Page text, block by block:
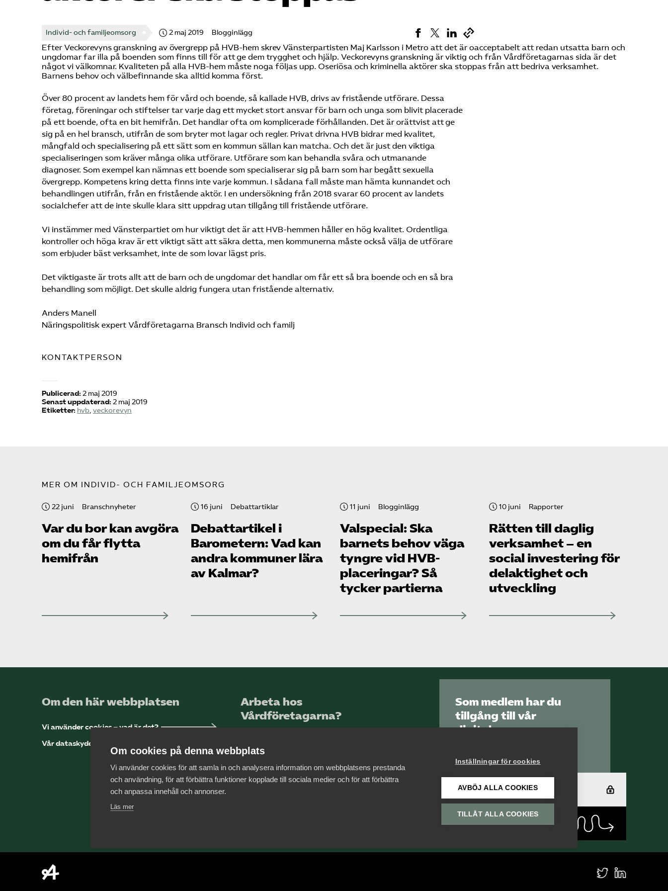
Press
Individ- och familjeomsorg 2 maj 2019 Blogginlägg
Efter Veckorevyns granskning av övergrepp på HVB-hem skrev Vänsterpartisten Maj Karlsson i Metro att det är oacceptabelt att redan utsatta barn och
ungdomar far illa på boenden som finns till för att ge dem trygghet och hjälp. Veckorevyns granskning är viktig och från Vårdföretagarnas sida är det
något vi välkomnar. Kvaliteten på alla HVB-hem måste noga följas upp. Oseriösa och kriminella aktörer ska stoppas från att bedriva verksamhet.
Barnens behov och välbefinnande ska alltid komma först.
Över 80 procent av landets hem för vård och boende, så kallade HVB, drivs av fristående utförare. Dessa
företag, föreningar och stiftelser tar varje dag ett mycket stort ansvar för barn och unga som blivit placerade
på ett boende, ofta en bit hemifrån. Det handlar ofta om komplicerade förhållanden. Det är orättvist att ge
sig på en hel bransch, utifrån de som bryter mot lagar och regler. Privat drivna HVB bidrar med kvalitet,
mångfald och specialisering på ett sätt som en kommun sällan kan matcha. Och det är just den viktiga
specialiseringen som kräver många olika utförare. Utförare som kan behandla svåra och utmanande
diagnoser. Som exempel kan nämnas ett boende som specialiserar sig på barn som har begått sexuella
övergrepp. Kompetens kring detta finns inte varje kommun. I sådana fall måste man hämta kunnandet och
behandlingen utifrån, från en fristående aktör. I en undersökning från 2018 svarar 60 procent av landets
socialchefer att de inte skulle klara sitt uppdrag utan tillgång till fristående utförare.
Vi instämmer med Vänsterpartiet om hur viktigt det är att HVB-hemmen håller en hög kvalitet. Ordentliga
kontroller och höga krav är ett viktigt sätt att säkra detta, men kommunerna måste också välja de utförare
som erbjuder bäst verksamhet, inte de som lovar lägst pris.
Det viktigaste är trots allt att de barn och de ungdomar det handlar om får ett så bra boende och en så bra
behandling som möjligt. Det skulle aldrig fungera utan fristående alternativ.
Anders Manell
Näringspolitisk expert Vårdföretagarna Bransch Individ och familj
KONTAKTPERSON
Publicerad: 2 maj 2019
Senast uppdaterad: 2 maj 2019
Etiketter: hvb, veckorevyn
MER OM INDIVID- OCH FAMILJEOMSORG
22 juni Branschnyheter
Var du bor kan avgöra
om du får flytta
hemifrån
16 juni Debattartiklar
Debattartikel i
Barometern: Vad kan
andra kommuner lära
av Kalmar?
11 juni Blogginlägg
Valspecial: Ska
barnets behov väga
tyngre vid HVB-
placeringar? Så
tycker partierna
10 juni Rapporter
Rätten till daglig
verksamhet – en
social investering för
delaktighet och
utveckling
Om den här webbplatsen
Vi använder cookies – vad är det?
Vår dataskyddspolicy
Arbeta hos
Vårdföretagarna?
Som medlem har du
tillgång till vår
digitala
Arbetsgivarguiden
Logga in
Bli medlem
Om cookies på denna webbplats
Vi använder cookies för att samla in och analysera information om webbplatsens prestanda
och användning, för att förbättra funktioner kopplade till sociala medier och för att förbättra
och anpassa innehåll och annonser.
Läs mer
Inställningar för cookies
AVBÖJ ALLA COOKIES
TILLÅT ALLA COOKIES